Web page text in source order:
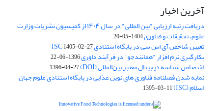
آخرین اخبار
دریافت رتبه ارزیابی "بین المللی" در سال ۱۴۰۴ از کمیسیون نشریات وزارت
علوم، تحقیقات و فناوری1404-05-20
تعیین شاخص آی اس سی در پایگاه استنادی ISC1405-02-27
بکارگیری نرم افزار "همانندجو" در فرآیند داوری1396-06-22
اختصاص شناسه دیجیتال معتبر بین‌المللی (DOI) 1396-04-27
نمایه شدن فصلنامه فناوری های نوین غذایی در پایگاه استنادی علوم جهان
اسلام (ISC) 1395-03-11